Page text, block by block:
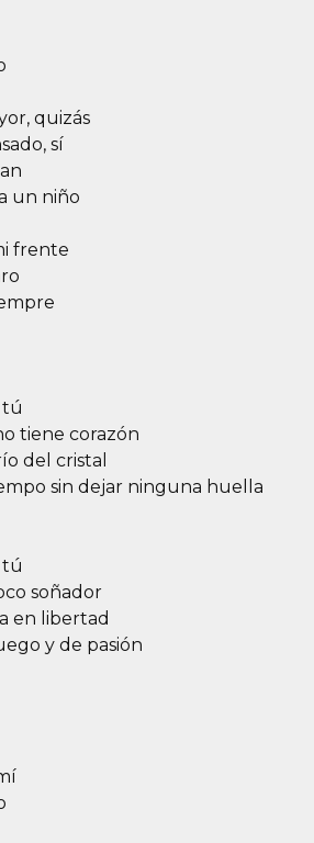
quizás
sí
un niño
frente
tú
tiene corazón
del cristal
sin dejar ninguna huella
tú
soñador
en libertad
y de pasión